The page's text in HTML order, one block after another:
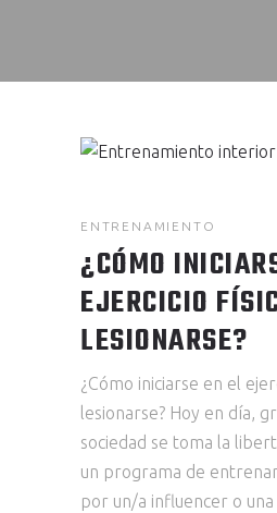
ENTRENAMIENTO
¿CÓMO
EJERCICIO
LESIONARSE?
¿Cómo iniciarse en el
lesionarse? Hoy en día,
sociedad se toma la
un programa de
por un/a influencer o